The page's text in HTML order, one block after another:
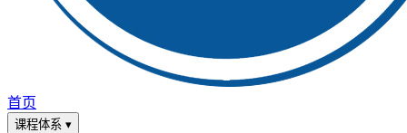
首页
课程体系 ▾